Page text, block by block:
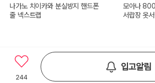
나가노 치이카와 분실방지 핸드폰
줄 넥스트랩
모아나
서랍장 옷
244
입고알림